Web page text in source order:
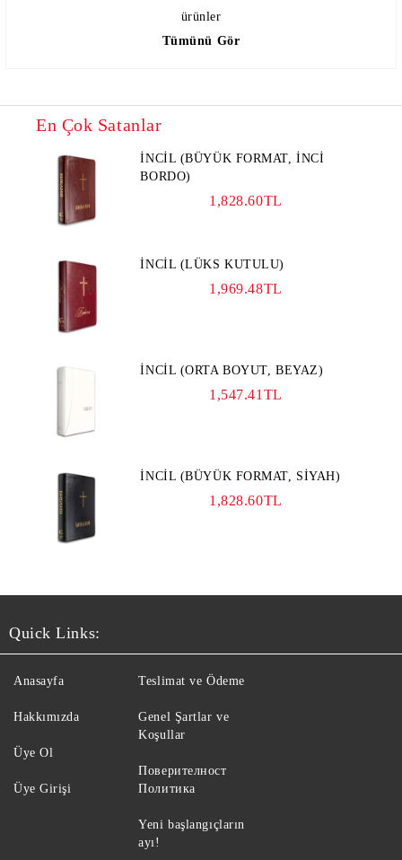
ürünler
Tümünü Gör
En Çok Satanlar
İNCİL (BÜYÜK FORMAT, İNCİ
BORDO)
1,828.60TL
İNCİL (LÜKS KUTULU)
1,969.48TL
İNCİL (ORTA BOYUT, BEYAZ)
1,547.41TL
İNCİL (BÜYÜK FORMAT, SİYAH)
1,828.60TL
Quick Links:
Anasayfa
Hakkımızda
Üye Ol
Üye Girişi
Teslimat ve Ödeme
Genel Şartlar ve
Koşullar
Поверителност
Политика
Yeni başlangıçların
ayı!